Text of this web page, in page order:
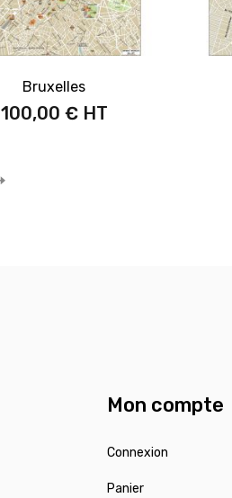
Bruxelles
100,00 €
Mon compte
Connexion
Panier